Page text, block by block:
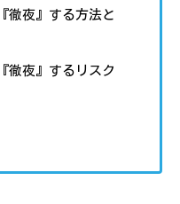
徹夜』する方法と
徹夜』するリスク